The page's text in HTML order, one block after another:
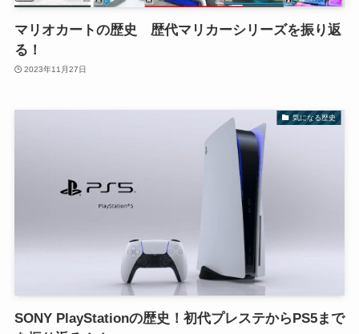
マリオカートの歴史 歴代マリカーシリーズを振り返
る！
2023年11月27日
気になる歴史
SONY PlayStationの歴史！初代プレステからPS5まで